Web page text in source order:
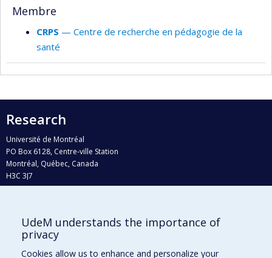
Membre
CRPS — Centre de recherche en pédagogie de la
santé
Research
Université de Montréal
PO Box 6128, Centre-ville Station
Montréal, Québec, Canada
H3C 3J7
Who does what?
Find us
UdeM understands the importance of
privacy
Cookies allow us to enhance and personalize your